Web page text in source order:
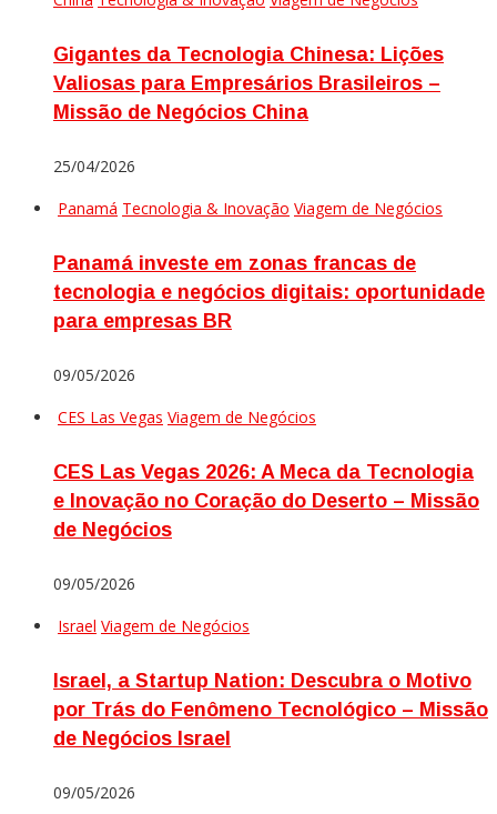
Gigantes da Tecnologia Chinesa: Lições
Valiosas para Empresários Brasileiros –
Missão de Negócios China
25/04/2026
Panamá Tecnologia & Inovação Viagem de Negócios
Panamá investe em zonas francas de
tecnologia e negócios digitais: oportunidade
para empresas BR
09/05/2026
CES Las Vegas Viagem de Negócios
CES Las Vegas 2026: A Meca da Tecnologia
e Inovação no Coração do Deserto – Missão
de Negócios
09/05/2026
Israel Viagem de Negócios
Israel, a Startup Nation: Descubra o Motivo
por Trás do Fenômeno Tecnológico – Missão
de Negócios Israel
09/05/2026